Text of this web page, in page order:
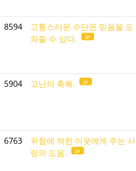
8594
고통스러운 수단은 믿음을 도
와줄 수 있다.
jp
5904 고난의 축복. jp
6763
위험에 처한 이웃에게 주는 사
랑의 도움.
jp